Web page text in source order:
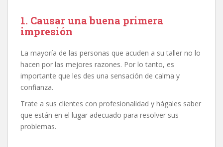
1. Causar una buena primera
impresión
La mayoría de las personas que acuden a su taller no lo
hacen por las mejores razones. Por lo tanto, es
importante que les des una sensación de calma y
confianza.
Trate a sus clientes con profesionalidad y hágales saber
que están en el lugar adecuado para resolver sus
problemas.